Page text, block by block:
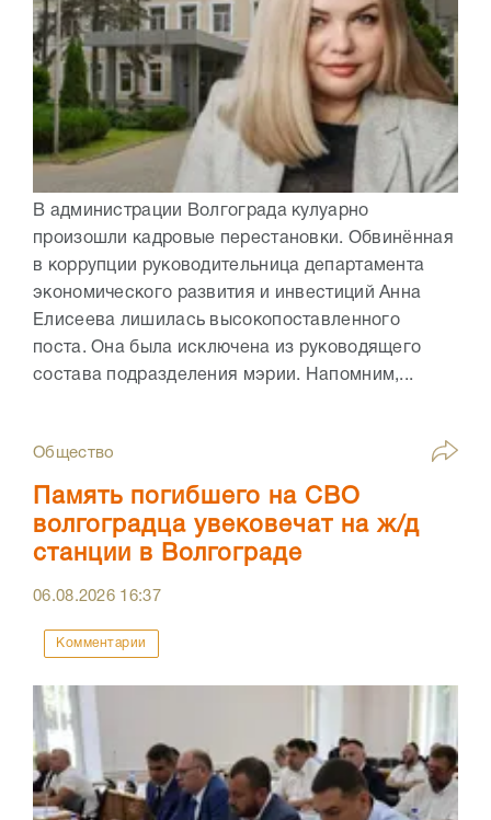
В администрации Волгограда кулуарно
произошли кадровые перестановки. Обвинённая
в коррупции руководительница департамента
экономического развития и инвестиций Анна
Елисеева лишилась высокопоставленного
поста. Она была исключена из руководящего
состава подразделения мэрии. Напомним,...
Общество
Память погибшего на СВО
волгоградца увековечат на ж/д
станции в Волгограде
06.08.2026 16:37
Комментарии